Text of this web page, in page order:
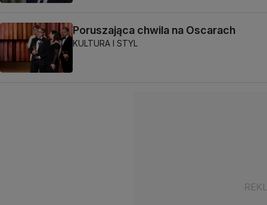
Poruszająca chwila na Oscarach
KULTURA I STYL